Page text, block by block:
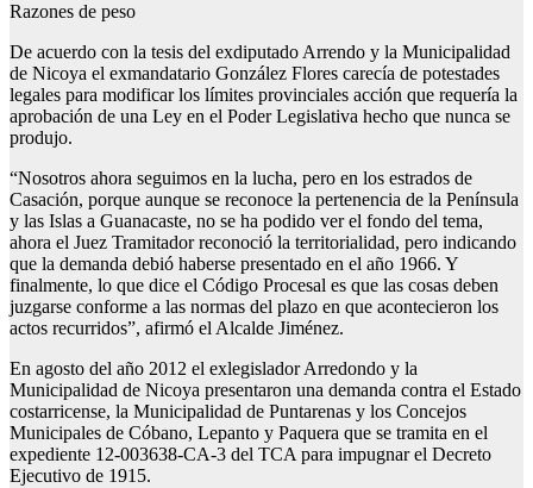
Razones de peso
De acuerdo con la tesis del exdiputado Arrendo y la Municipalidad
de Nicoya el exmandatario González Flores carecía de potestades
legales para modificar los límites provinciales acción que requería la
aprobación de una Ley en el Poder Legislativa hecho que nunca se
produjo.
“Nosotros ahora seguimos en la lucha, pero en los estrados de
Casación, porque aunque se reconoce la pertenencia de la Península
y las Islas a Guanacaste, no se ha podido ver el fondo del tema,
ahora el Juez Tramitador reconoció la territorialidad, pero indicando
que la demanda debió haberse presentado en el año 1966. Y
finalmente, lo que dice el Código Procesal es que las cosas deben
juzgarse conforme a las normas del plazo en que acontecieron los
actos recurridos”, afirmó el Alcalde Jiménez.
En agosto del año 2012 el exlegislador Arredondo y la
Municipalidad de Nicoya presentaron una demanda contra el Estado
costarricense, la Municipalidad de Puntarenas y los Concejos
Municipales de Cóbano, Lepanto y Paquera que se tramita en el
expediente 12-003638-CA-3 del TCA para impugnar el Decreto
Ejecutivo de 1915.